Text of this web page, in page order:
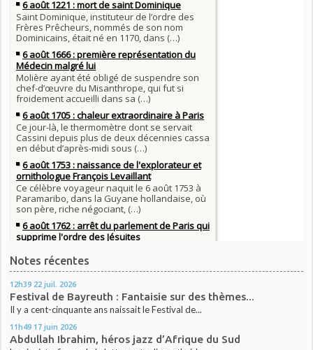
Notes récentes
12h39 22 juil. 2026
Festival de Bayreuth : Fantaisie sur des thèmes...
Il y a cent-cinquante ans naissait le Festival de...
11h49 17 juin 2026
Abdullah Ibrahim, héros jazz d’Afrique du Sud